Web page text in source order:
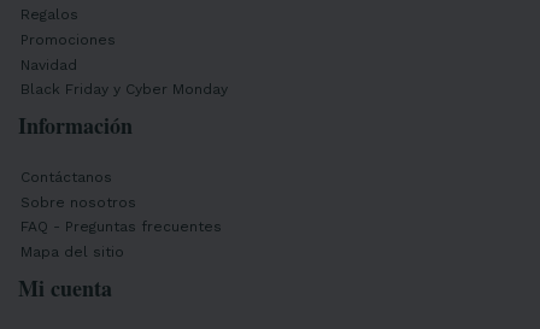
Regalos
Promociones
Navidad
Black Friday y Cyber Monday
Información
Contáctanos
Sobre nosotros
FAQ - Preguntas frecuentes
Mapa del sitio
Mi cuenta